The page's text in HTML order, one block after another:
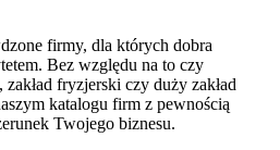
firmy, dla których dobra
Bez względu na to czy
fryzjerski czy duży zakład
katalogu firm z pewnością
Twojego biznesu.